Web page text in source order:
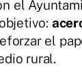
el
el
rural.